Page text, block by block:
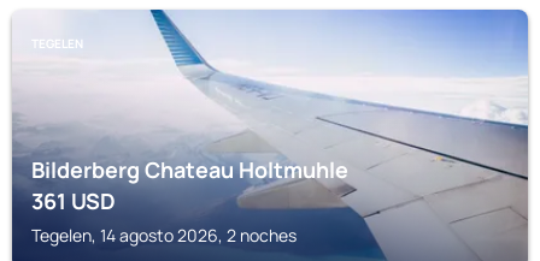
TEGELEN
Bilderberg Chateau Holtmuhle
361USD
Tegelen, 14 agosto 2026, 2 noches